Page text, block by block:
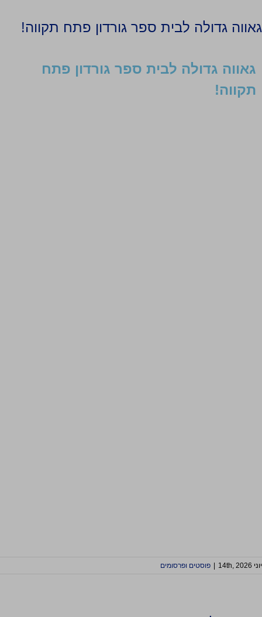
‎גאווה גדולה לבית ספר גורדון פתח
תקווה‎!
יוני 14th, 2026 פוסטים ופרסומים